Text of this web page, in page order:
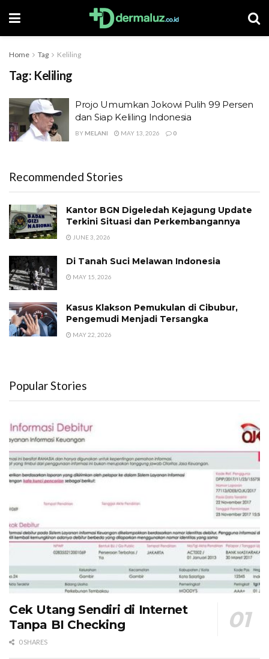
Home Tag Keliling
Tag: Keliling
Projo Umumkan Jokowi Pulih 99 Persen
dan Siap Keliling Indonesia
BY MELANI MAY 13, 2026 0
Recommended Stories
Kantor BGN Digeledah Kejagung Update
Terkini Situasi dan Perkembangannya
JUNE 3, 2026
Di Tanah Suci Melawan Indonesia
MAY 15, 2026
Kasus Klakson Pemukulan di Cibubur,
Pengemudi Menjadi Tersangka
MAY 22, 2026
Popular Stories
Cek Utang Sendiri di Internet
Tanpa BI Checking
0 SHARES